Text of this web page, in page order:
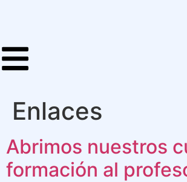
Enlaces
Abrimos nuestros
formación al